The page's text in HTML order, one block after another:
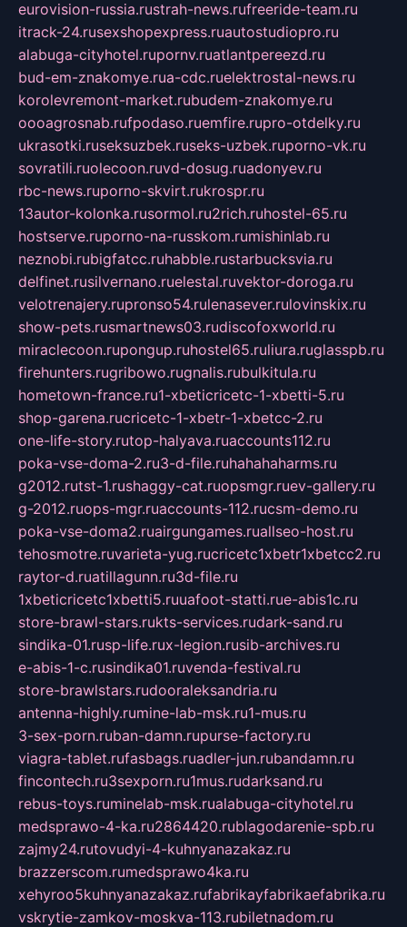
eurovision-russia.rustrah-news.rufreeride-team.ru
itrack-24.rusexshopexpress.ruautostudiopro.ru
alabuga-cityhotel.rupornv.ruatlantpereezd.ru
bud-em-znakomye.rua-cdc.ruelektrostal-news.ru
korolevremont-market.rubudem-znakomye.ru
oooagrosnab.rufpodaso.ruemfire.rupro-otdelky.ru
ukrasotki.ruseksuzbek.ruseks-uzbek.ruporno-vk.ru
sovratili.ruolecoon.ruvd-dosug.ruadonyev.ru
rbc-news.ruporno-skvirt.rukrospr.ru
13autor-kolonka.rusormol.ru2rich.ruhostel-65.ru
hostserve.ruporno-na-russkom.rumishinlab.ru
neznobi.rubigfatcc.ruhabble.rustarbucksvia.ru
delfinet.rusilvernano.ruelestal.ruvektor-doroga.ru
velotrenajery.rupronso54.rulenasever.rulovinskix.ru
show-pets.rusmartnews03.rudiscofoxworld.ru
miraclecoon.rupongup.ruhostel65.ruliura.ruglasspb.ru
firehunters.rugribowo.rugnalis.rubulkitula.ru
hometown-france.ru1-xbeticricetc-1-xbetti-5.ru
shop-garena.rucricetc-1-xbetr-1-xbetcc-2.ru
one-life-story.rutop-halyava.ruaccounts112.ru
poka-vse-doma-2.ru3-d-file.ruhahahaharms.ru
g2012.rutst-1.rushaggy-cat.ruopsmgr.ruev-gallery.ru
g-2012.ruops-mgr.ruaccounts-112.rucsm-demo.ru
poka-vse-doma2.ruairgungames.ruallseo-host.ru
tehosmotre.ruvarieta-yug.rucricetc1xbetr1xbetcc2.ru
raytor-d.ruatillagunn.ru3d-file.ru
1xbeticricetc1xbetti5.ruuafoot-statti.rue-abis1c.ru
store-brawl-stars.rukts-services.rudark-sand.ru
sindika-01.rusp-life.rux-legion.rusib-archives.ru
e-abis-1-c.rusindika01.ruvenda-festival.ru
store-brawlstars.rudooraleksandria.ru
antenna-highly.rumine-lab-msk.ru1-mus.ru
3-sex-porn.ruban-damn.rupurse-factory.ru
viagra-tablet.rufasbags.ruadler-jun.rubandamn.ru
fincontech.ru3sexporn.ru1mus.rudarksand.ru
rebus-toys.ruminelab-msk.rualabuga-cityhotel.ru
medsprawo-4-ka.ru2864420.rublagodarenie-spb.ru
zajmy24.rutovudyi-4-kuhnyanazakaz.ru
brazzerscom.rumedsprawo4ka.ru
xehyroo5kuhnyanazakaz.rufabrikayfabrikaefabrika.ru
vskrytie-zamkov-moskva-113.rubiletnadom.ru